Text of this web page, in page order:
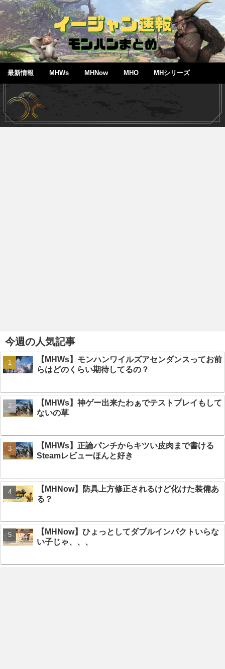
最新情報 MHWs MHNow MHO MHシリーズ
今週の人気記事
【MHWs】モンハンワイルズアセンダンスってお前
らはどのくらい期待してるの？
【MHWs】神ゲー出来たわぁでテストプレイもして
ないの草
【MHWs】正論パンチからキツい皮肉まで書ける
Steamレビューほんと好き
【MHNow】防具上方修正されるけど化けた装備あ
る？
【MHNow】ひょっとしてダブルインパクトいらな
い子じゃ、、、